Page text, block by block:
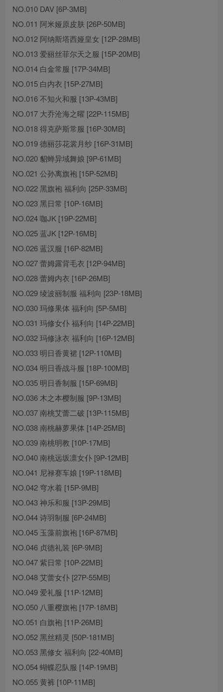
NO.010 DAV [6P-3MB]
NO.011 阿米娅原皮肤 [26P-50MB]
NO.012 阿纳斯塔西娅皇女 [12P-28MB]
NO.013 爱丽丝菲尔天之服 [15P-20MB]
NO.014 白金常服 [17P-34MB]
NO.015 白内衣 [15P-27MB]
NO.016 不知火和服 [13P-43MB]
NO.017 大乔沧海之曜 [22P-115MB]
NO.018 得克萨斯常服 [16P-30MB]
NO.019 德丽莎花裳月纱 [16P-31MB]
NO.020 貂蝉异域舞娘 [9P-61MB]
NO.021 公孙离旗袍 [15P-52MB]
NO.022 黑旗袍 福利向 [25P-33MB]
NO.023 黑日常 [10P-16MB]
NO.024 咖JK [19P-22MB]
NO.025 蓝JK [12P-16MB]
NO.026 蓝汉服 [16P-82MB]
NO.027 蕾姆露背毛衣 [12P-94MB]
NO.028 蕾姆内衣 [16P-26MB]
NO.029 绫波丽制服 福利向 [23P-18MB]
NO.030 玛修果体 福利向 [5P-5MB]
NO.031 玛修女仆 福利向 [14P-22MB]
NO.032 玛修泳衣 福利向 [16P-12MB]
NO.033 明日香黄裙 [12P-110MB]
NO.034 明日香战斗服 [18P-100MB]
NO.035 明日香制服 [15P-69MB]
NO.036 木之本樱制服 [9P-13MB]
NO.037 南桃艾蕾二破 [13P-115MB]
NO.038 南桃赫萝果体 [14P-25MB]
NO.039 南桃明教 [10P-17MB]
NO.040 南桃远坂凛女仆 [9P-12MB]
NO.041 尼禄赛车娘 [19P-118MB]
NO.042 穹水着 [15P-9MB]
NO.043 神乐和服 [13P-29MB]
NO.044 诗羽制服 [6P-24MB]
NO.045 玉藻前旗袍 [16P-87MB]
NO.046 贞德礼装 [6P-9MB]
NO.047 紫日常 [10P-22MB]
NO.048 艾蕾女仆 [27P-55MB]
NO.049 爱礼服 [11P-12MB]
NO.050 八重樱旗袍 [17P-18MB]
NO.051 白旗袍 [11P-26MB]
NO.052 黑丝精灵 [50P-181MB]
NO.053 黑修女 福利向 [22-40MB]
NO.054 蝴蝶忍队服 [14P-19MB]
NO.055 黄裤 [10P-11MB]